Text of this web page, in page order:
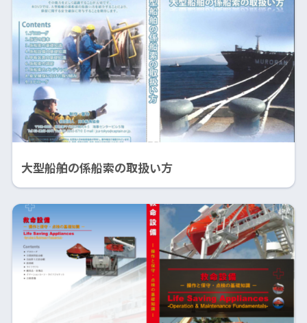
大型船舶の係船索の取扱い方